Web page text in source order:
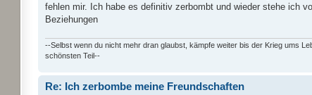
fehlen mir. Ich habe es definitiv zerbombt und wieder stehe ich
Beziehungen
--Selbst wenn du nicht mehr dran glaubst, kämpfe weiter bis der Krieg ums
schönsten Teil--
Re: Ich zerbombe meine Freundschaften